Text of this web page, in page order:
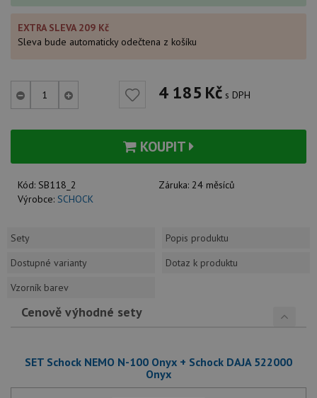
EXTRA SLEVA 209 Kč
Sleva bude automaticky odečtena z košíku
4 185 Kč s DPH
KOUPIT
Kód: SB118_2 Záruka: 24 měsíců
Výrobce: SCHOCK
Sety
Popis produktu
Dostupné varianty
Dotaz k produktu
Vzorník barev
Cenově výhodné sety
SET Schock NEMO N-100 Onyx + Schock DAJA 522000
Onyx